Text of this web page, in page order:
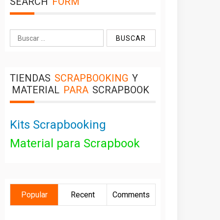
Buscar:
TIENDAS SCRAPBOOKING Y
MATERIAL PARA SCRAPBOOK
Kits Scrapbooking
Material para Scrapbook
Popular Recent Comments